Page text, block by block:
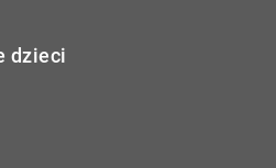
dzieci